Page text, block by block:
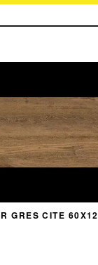
GRES CITE